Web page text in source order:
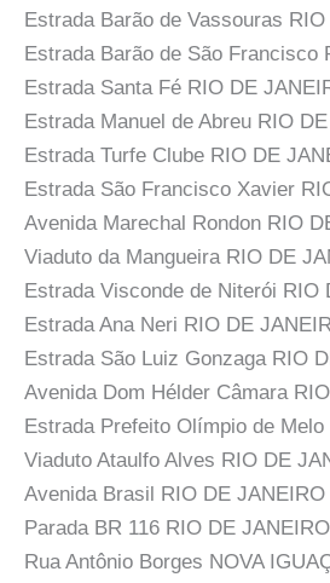
Estrada Barão de Vassouras
Estrada Barão de São Francisco
Estrada Santa Fé RIO DE
Estrada Manuel de Abreu RIO
Estrada Turfe Clube RIO DE
Estrada São Francisco Xavier
Avenida Marechal Rondon RIO
Viaduto da Mangueira RIO DE
Estrada Visconde de Niterói RIO
Estrada Ana Neri RIO DE
Estrada São Luiz Gonzaga RIO
Avenida Dom Hélder Câmara
Estrada Prefeito Olímpio de
Viaduto Ataulfo Alves RIO DE
Avenida Brasil RIO DE JANEIRO
Parada BR 116 RIO DE JANEIRO
Rua Antônio Borges NOVA